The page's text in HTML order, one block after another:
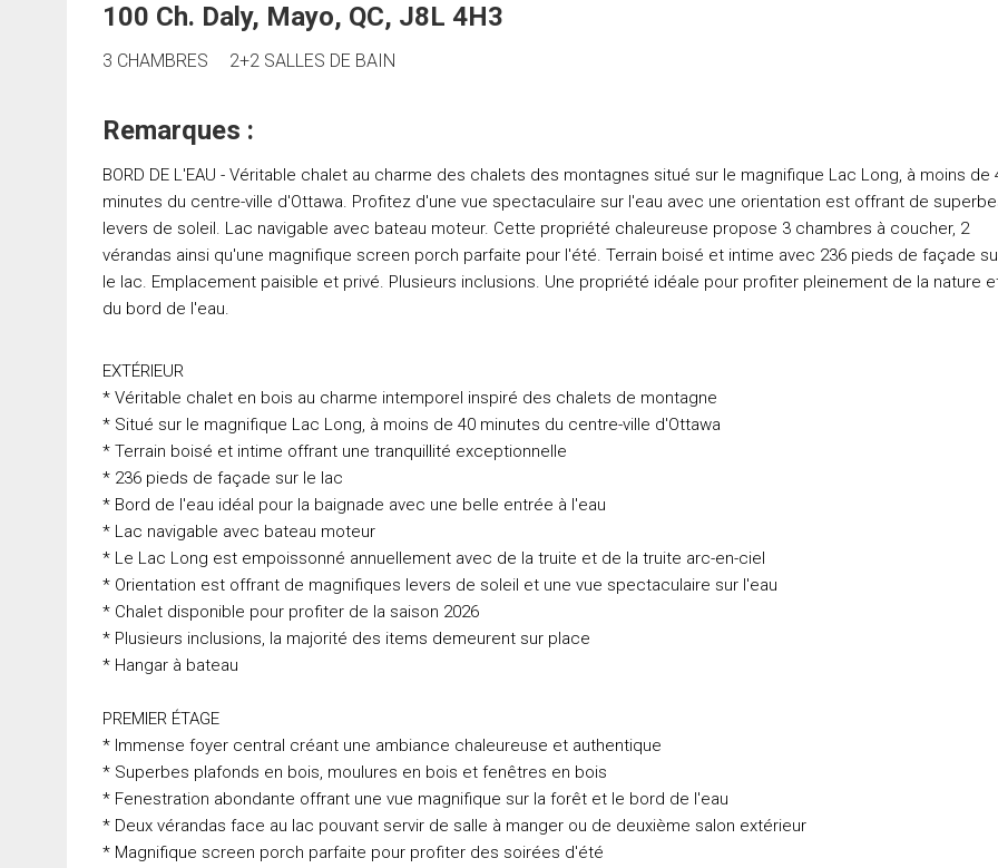
100 Ch. Daly, Mayo, QC, J8L 4H3
3 CHAMBRES 2+2 SALLES DE BAIN
Remarques :
BORD DE L'EAU - Véritable chalet au charme des chalets des montagnes situé sur le magnifique Lac Long, à moins de
minutes du centre-ville d'Ottawa. Profitez d'une vue spectaculaire sur l'eau avec une orientation est offrant de
levers de soleil. Lac navigable avec bateau moteur. Cette propriété chaleureuse propose 3 chambres à coucher, 2
vérandas ainsi qu'une magnifique screen porch parfaite pour l'été. Terrain boisé et intime avec 236 pieds de façade
le lac. Emplacement paisible et privé. Plusieurs inclusions. Une propriété idéale pour profiter pleinement de la nature
du bord de l'eau.
EXTÉRIEUR
* Véritable chalet en bois au charme intemporel inspiré des chalets de montagne
* Situé sur le magnifique Lac Long, à moins de 40 minutes du centre-ville d'Ottawa
* Terrain boisé et intime offrant une tranquillité exceptionnelle
* 236 pieds de façade sur le lac
* Bord de l'eau idéal pour la baignade avec une belle entrée à l'eau
* Lac navigable avec bateau moteur
* Le Lac Long est empoissonné annuellement avec de la truite et de la truite arc-en-ciel
* Orientation est offrant de magnifiques levers de soleil et une vue spectaculaire sur l'eau
* Chalet disponible pour profiter de la saison 2026
* Plusieurs inclusions, la majorité des items demeurent sur place
* Hangar à bateau
PREMIER ÉTAGE
* Immense foyer central créant une ambiance chaleureuse et authentique
* Superbes plafonds en bois, moulures en bois et fenêtres en bois
* Fenestration abondante offrant une vue magnifique sur la forêt et le bord de l'eau
* Deux vérandas face au lac pouvant servir de salle à manger ou de deuxième salon extérieur
* Magnifique screen porch parfaite pour profiter des soirées d'été